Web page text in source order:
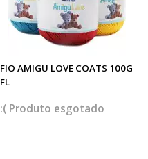
FIO AMIGU LOVE COATS 100G
FL
esgotado